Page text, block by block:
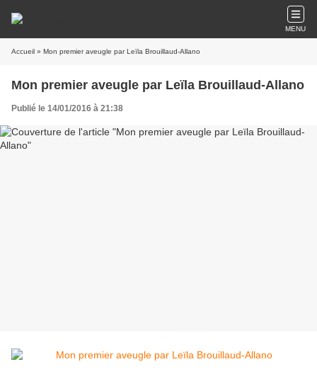
MENU
Accueil » Mon premier aveugle par Leïla Brouillaud-Allano
Mon premier aveugle par Leïla Brouillaud-Allano
Publié le 14/01/2016 à 21:38